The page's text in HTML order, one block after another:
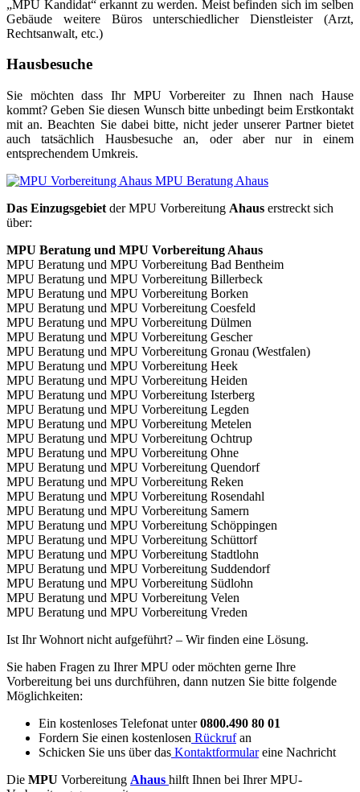
„MPU Kandidat“ erkannt zu werden. Meist befinden sich im selben
Gebäude weitere Büros unterschiedlicher Dienstleister (Arzt,
Rechtsanwalt, etc.)
Hausbesuche
Sie möchten dass Ihr MPU Vorbereiter zu Ihnen nach Hause
kommt? Geben Sie diesen Wunsch bitte unbedingt beim Erstkontakt
mit an. Beachten Sie dabei bitte, nicht jeder unserer Partner bietet
auch tatsächlich Hausbesuche an, oder aber nur in einem
entsprechendem Umkreis.
Das Einzugsgebiet der MPU Vorbereitung Ahaus erstreckt sich
über:
MPU Beratung und MPU Vorbereitung Ahaus
MPU Beratung und MPU Vorbereitung Bad Bentheim
MPU Beratung und MPU Vorbereitung Billerbeck
MPU Beratung und MPU Vorbereitung Borken
MPU Beratung und MPU Vorbereitung Coesfeld
MPU Beratung und MPU Vorbereitung Dülmen
MPU Beratung und MPU Vorbereitung Gescher
MPU Beratung und MPU Vorbereitung Gronau (Westfalen)
MPU Beratung und MPU Vorbereitung Heek
MPU Beratung und MPU Vorbereitung Heiden
MPU Beratung und MPU Vorbereitung Isterberg
MPU Beratung und MPU Vorbereitung Legden
MPU Beratung und MPU Vorbereitung Metelen
MPU Beratung und MPU Vorbereitung Ochtrup
MPU Beratung und MPU Vorbereitung Ohne
MPU Beratung und MPU Vorbereitung Quendorf
MPU Beratung und MPU Vorbereitung Reken
MPU Beratung und MPU Vorbereitung Rosendahl
MPU Beratung und MPU Vorbereitung Samern
MPU Beratung und MPU Vorbereitung Schöppingen
MPU Beratung und MPU Vorbereitung Schüttorf
MPU Beratung und MPU Vorbereitung Stadtlohn
MPU Beratung und MPU Vorbereitung Suddendorf
MPU Beratung und MPU Vorbereitung Südlohn
MPU Beratung und MPU Vorbereitung Velen
MPU Beratung und MPU Vorbereitung Vreden
Ist Ihr Wohnort nicht aufgeführt? – Wir finden eine Lösung.
Sie haben Fragen zu Ihrer MPU oder möchten gerne Ihre
Vorbereitung bei uns durchführen, dann nutzen Sie bitte folgende
Möglichkeiten:
Ein kostenloses Telefonat unter0800.490 80 01
Fordern Sie einen kostenlosen Rückrufan
Schicken Sie uns über das Kontaktformulareine Nachricht
Die MPU Vorbereitung Ahaus hilft Ihnen bei Ihrer MPU-